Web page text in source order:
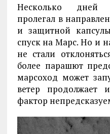
Несколько дней
пролегал в
и защитной
спуск на Марс. Но и
не стали
более парашют
марсоход может
ветер продолжает
фактор